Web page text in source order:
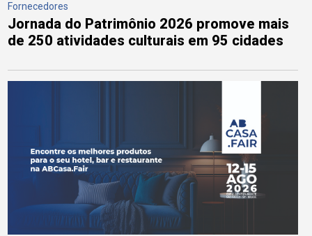
Fornecedores
Jornada do Patrimônio 2026 promove mais
de 250 atividades culturais em 95 cidades